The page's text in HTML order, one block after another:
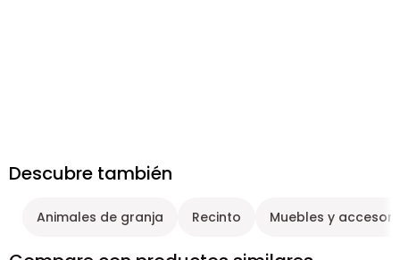
Descubre también
Animales de granja Recinto Muebles y